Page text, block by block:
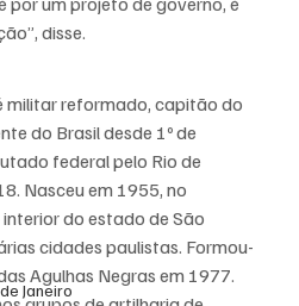
Janeiro
disse.
militar reformado, capitão do
do Brasil desde 1º de
federal pelo Rio de
Nasceu em 1955, no
do estado de São
cidades paulistas. Formou-
Agulhas Negras em 1977.